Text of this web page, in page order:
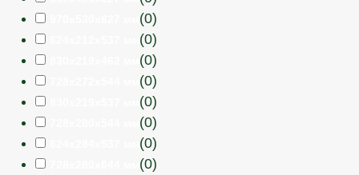
(0)
(0)
(0)
(0)
(0)
(0)
(0)
(0)